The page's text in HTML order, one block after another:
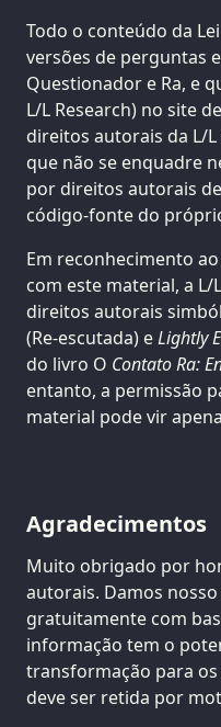
Todo o conteúdo da
versões de perguntas
Questionador e Ra, e
L/L Research) no site
direitos autorais da L/
que não se enquadre
por direitos autorais
código-fonte do
Em reconhecimento
com este material, a L/
direitos autorais
(Re-escutada) eLightly
do livro O Contato Ra:
entanto, a permissão
material pode vir
Agradecimentos
Muito obrigado por
autorais. Damos
gratuitamente com
informação tem o
transformação para
deve ser retida por